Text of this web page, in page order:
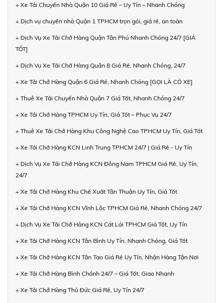
+ Xe Tải Chuyển Nhà Quận 10 Giá Rẻ – Uy Tín – Nhanh Chóng
+ Dịch vụ chuyển nhà Quận 1 TPHCM trọn gói, giá rẻ, an toàn
+ Dịch Vụ Xe Tải Chở Hàng Quận Tân Phú Nhanh Chóng 24/7 [GIÁ
TỐT]
+ Dịch Vụ Xe Tải Chở Hàng Quận 8 Giá Rẻ, Nhanh Chóng, 24/7
+ Xe Tải Chở Hàng Quận 6 Giá Rẻ, Nhanh Chóng [GỌI LÀ CÓ XE]
+ Thuê Xe Tải Chuyển Nhà Quận 7 Giá Tốt, Nhanh Chóng 24/7
+ Xe Tải Chở Hàng TPHCM Uy Tín, Giá Tốt – Phục Vụ 24/7
+ Thuê Xe Tải Chở Hàng Khu Công Nghệ Cao TPHCM Uy Tín, Giá Tốt
+ Xe Tải Chở Hàng KCN Linh Trung TPHCM 24/7 | Giá Rẻ - Uy Tín
+ Dịch Vụ Xe Tải Chở Hàng KCN Đông Nam TPHCM Giá Rẻ, Uy Tín,
24/7
+ Xe Tải Chở Hàng Khu Chế Xuất Tân Thuận Uy Tín, Giá Tốt
+ Xe Tải Chở Hàng KCN Vĩnh Lộc TPHCM Giá Rẻ, Nhanh Chóng 24/7
+ Dịch Vụ Xe Tải Chở Hàng KCN Cát Lái TPHCM Giá Tốt, Uy Tín
+ Xe Tải Chở Hàng KCN Tân Bình Uy Tín, Nhanh Chóng, Giá Tốt
+ Xe Tải Chở Hàng KCN Tân Tạo Giá Rẻ Uy Tín, Nhận Hàng Tận Nơi
+ Xe Tải Chở Hàng Bình Chánh 24/7 – Giá Tốt, Giao Nhanh
+ Xe Tải Chở Hàng Thủ Đức Giá Rẻ, Uy Tín 24/7